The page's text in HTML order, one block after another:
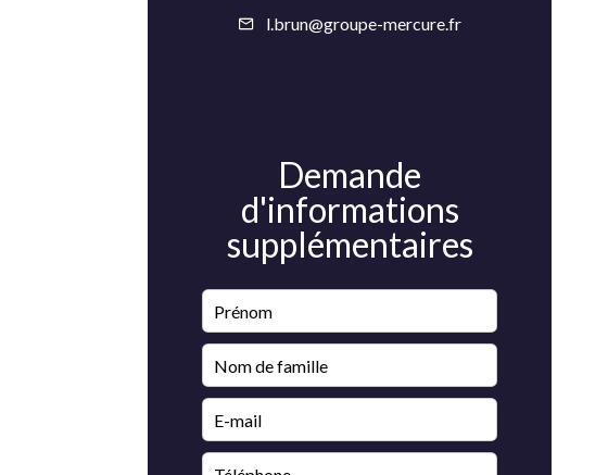
l.brun@groupe-mercure.fr
Demande
d'informations
supplémentaires